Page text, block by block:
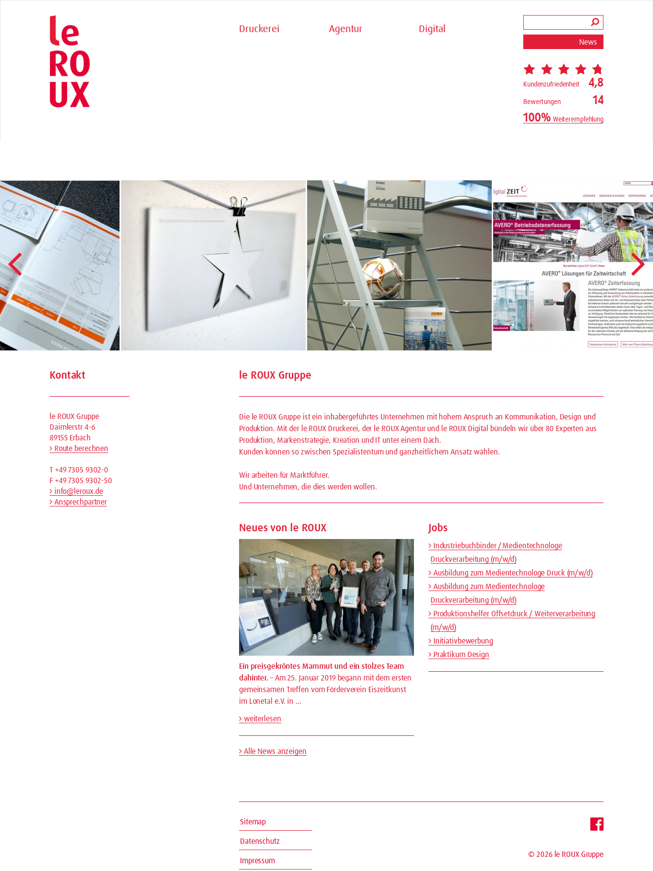
Druckerei Agentur Digital
News
Kundenzufriedenheit 4,8
Bewertungen
14
100% Weiterempfehlung
le ROUX Gruppe
Kontakt
le ROUX Gruppe
Daimlerstr 4-6
89155 Erbach
Route berechnen
T +49 7305 9302-0
F +49 7305 9302-50
info@leroux.de
Ansprechpartner
Die le ROUX Gruppe ist ein inhabergeführtes Unternehmen mit hohem Anspruch an Kommunikation, Design und
Produktion. Mit der le ROUX Druckerei, der le ROUX Agentur und le ROUX Digital bündeln wir über 80 Experten aus
Produktion, Markenstrategie, Kreation und IT unter einem Dach.
Kunden können so zwischen Spezialistentum und ganzheitlichem Ansatz wählen.
Wir arbeiten für Marktführer.
Und Unternehmen, die dies werden wollen.
Neues von le ROUX
Ein preisgekröntes Mammut und ein stolzes Team
dahinter. – Am 25. Januar 2019 begann mit dem ersten
gemeinsamen Treffen vom Förderverein Eiszeitkunst
im Lonetal e.V. in …
weiterlesen
Alle News anzeigen
Jobs
Industriebuchbinder / Medientechnologe
Druckverarbeitung (m/w/d)
Ausbildung zum Medientechnologe Druck (m/w/d)
Ausbildung zum Medientechnologe
Druckverarbeitung (m/w/d)
Produktionshelfer Offsetdruck / Weiterverarbeitung
(m/w/d)
Initiativbewerbung
Praktikum Design
Sitemap
Datenschutz
Impressum
© 2026 le ROUX Gruppe